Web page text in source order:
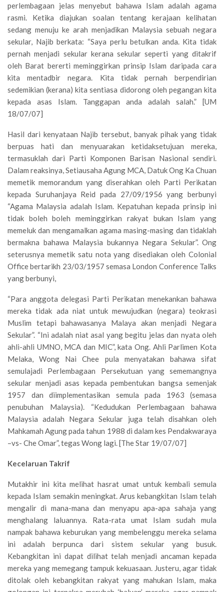
perlembagaan jelas menyebut bahawa Islam adalah agama
rasmi. Ketika diajukan soalan tentang kerajaan kelihatan
sedang menuju ke arah menjadikan Malaysia sebuah negara
sekular, Najib berkata: “Saya perlu betulkan anda. Kita tidak
pernah menjadi sekular kerana sekular seperti yang ditakrif
oleh Barat bererti meminggirkan prinsip Islam daripada cara
kita mentadbir negara. Kita tidak pernah berpendirian
sedemikian (kerana) kita sentiasa didorong oleh pegangan kita
kepada asas Islam. Tanggapan anda adalah salah.” [UM
18/07/07]
Hasil dari kenyataan Najib tersebut, banyak pihak yang tidak
berpuas hati dan menyuarakan ketidaksetujuan mereka,
termasuklah dari Parti Komponen Barisan Nasional sendiri.
Dalam reaksinya, Setiausaha Agung MCA, Datuk Ong Ka Chuan
memetik memorandum yang diserahkan oleh Parti Perikatan
kepada Suruhanjaya Reid pada 27/09/1956 yang berbunyi
“Agama Malaysia adalah Islam. Kepatuhan kepada prinsip ini
tidak boleh boleh meminggirkan rakyat bukan Islam yang
memeluk dan mengamalkan agama masing-masing dan tidaklah
bermakna bahawa Malaysia bukannya Negara Sekular”. Ong
seterusnya memetik satu nota yang disediakan oleh Colonial
Office bertarikh 23/03/1957 semasa London Conference Talks
yang berbunyi,
“Para anggota delegasi Parti Perikatan menekankan bahawa
mereka tidak ada niat untuk mewujudkan (negara) teokrasi
Muslim tetapi bahawasanya Malaya akan menjadi Negara
Sekular”. “Ini adalah niat asal yang begitu jelas dan nyata oleh
ahli-ahli UMNO, MCA dan MIC”, kata Ong. Ahli Parlimen Kota
Melaka, Wong Nai Chee pula menyatakan bahawa sifat
semulajadi Perlembagaan Persekutuan yang sememangnya
sekular menjadi asas kepada pembentukan bangsa semenjak
1957 dan diimplementasikan semula pada 1963 (semasa
penubuhan Malaysia). “Kedudukan Perlembagaan bahawa
Malaysia adalah Negara Sekular juga telah disahkan oleh
Mahkamah Agung pada tahun 1988 di dalam kes Pendakwaraya
–vs- Che Omar”, tegas Wong lagi. [The Star 19/07/07]
Kecelaruan Takrif
Mutakhir ini kita melihat hasrat umat untuk kembali semula
kepada Islam semakin meningkat. Arus kebangkitan Islam telah
mengalir di mana-mana dan menyapu apa-apa sahaja yang
menghalang laluannya. Rata-rata umat Islam sudah mula
nampak bahawa keburukan yang membelenggu mereka selama
ini adalah berpunca dari sistem sekular yang busuk.
Kebangkitan ini dapat dilihat telah menjadi ancaman kepada
mereka yang memegang tampuk kekuasaan. Justeru, agar tidak
ditolak oleh kebangkitan rakyat yang mahukan Islam, maka